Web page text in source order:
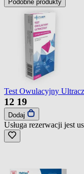
Podobne produkty
Test Owulacyjny
12 19
Dodaj
Usługa rezerwacji jest